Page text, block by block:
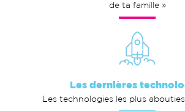
de ta famille »
Les dernières
Les technologies les plus